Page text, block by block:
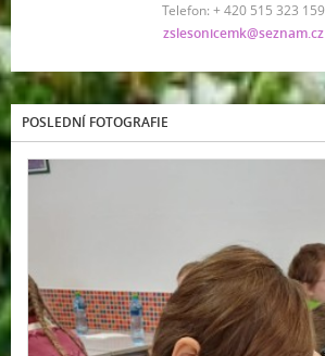
Telefon: + 420 515 323 159
zslesonicemk@seznam.cz
POSLEDNÍ FOTOGRAFIE